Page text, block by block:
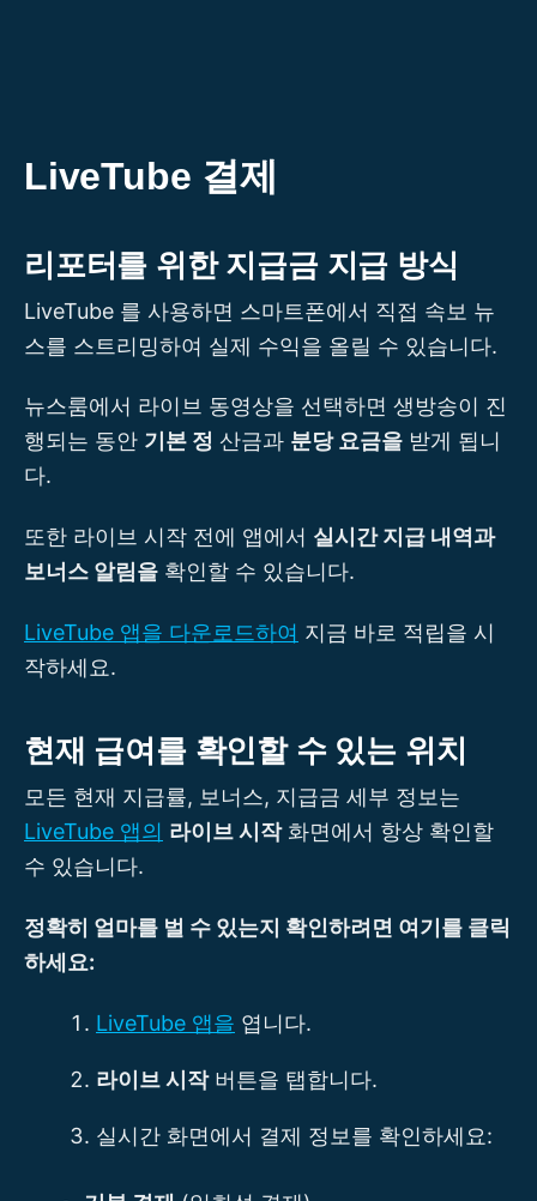
LiveTube 결제
리포터를 위한 지급금 지급 방식
LiveTube 를 사용하면 스마트폰에서 직접 속보 뉴
스를 스트리밍하여 실제 수익을 올릴 수 있습니다.
뉴스룸에서 라이브 동영상을 선택하면 생방송이 진
행되는 동안 기본 정 산금과 분당 요금을 받게 됩니
다.
또한 라이브 시작 전에 앱에서 실시간 지급 내역과
보너스 알림을 확인할 수 있습니다.
LiveTube 앱을 다운로드하여 지금 바로 적립을 시
작하세요.
현재 급여를 확인할 수 있는 위치
모든 현재 지급률, 보너스, 지급금 세부 정보는
LiveTube 앱의 라이브 시작화면에서 항상 확인할
수 있습니다.
정확히 얼마를 벌 수 있는지 확인하려면 여기를 클릭
하세요:
LiveTube 앱을 엽니다.
라이브 시작버튼을 탭합니다.
실시간 화면에서 결제 정보를 확인하세요: